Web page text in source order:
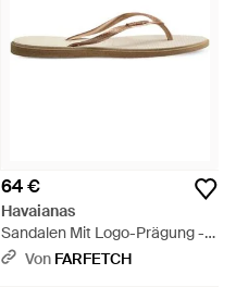
64 €
Havaianas
Sandalen Mit Logo-Prägung -
Natur
Von FARFETCH